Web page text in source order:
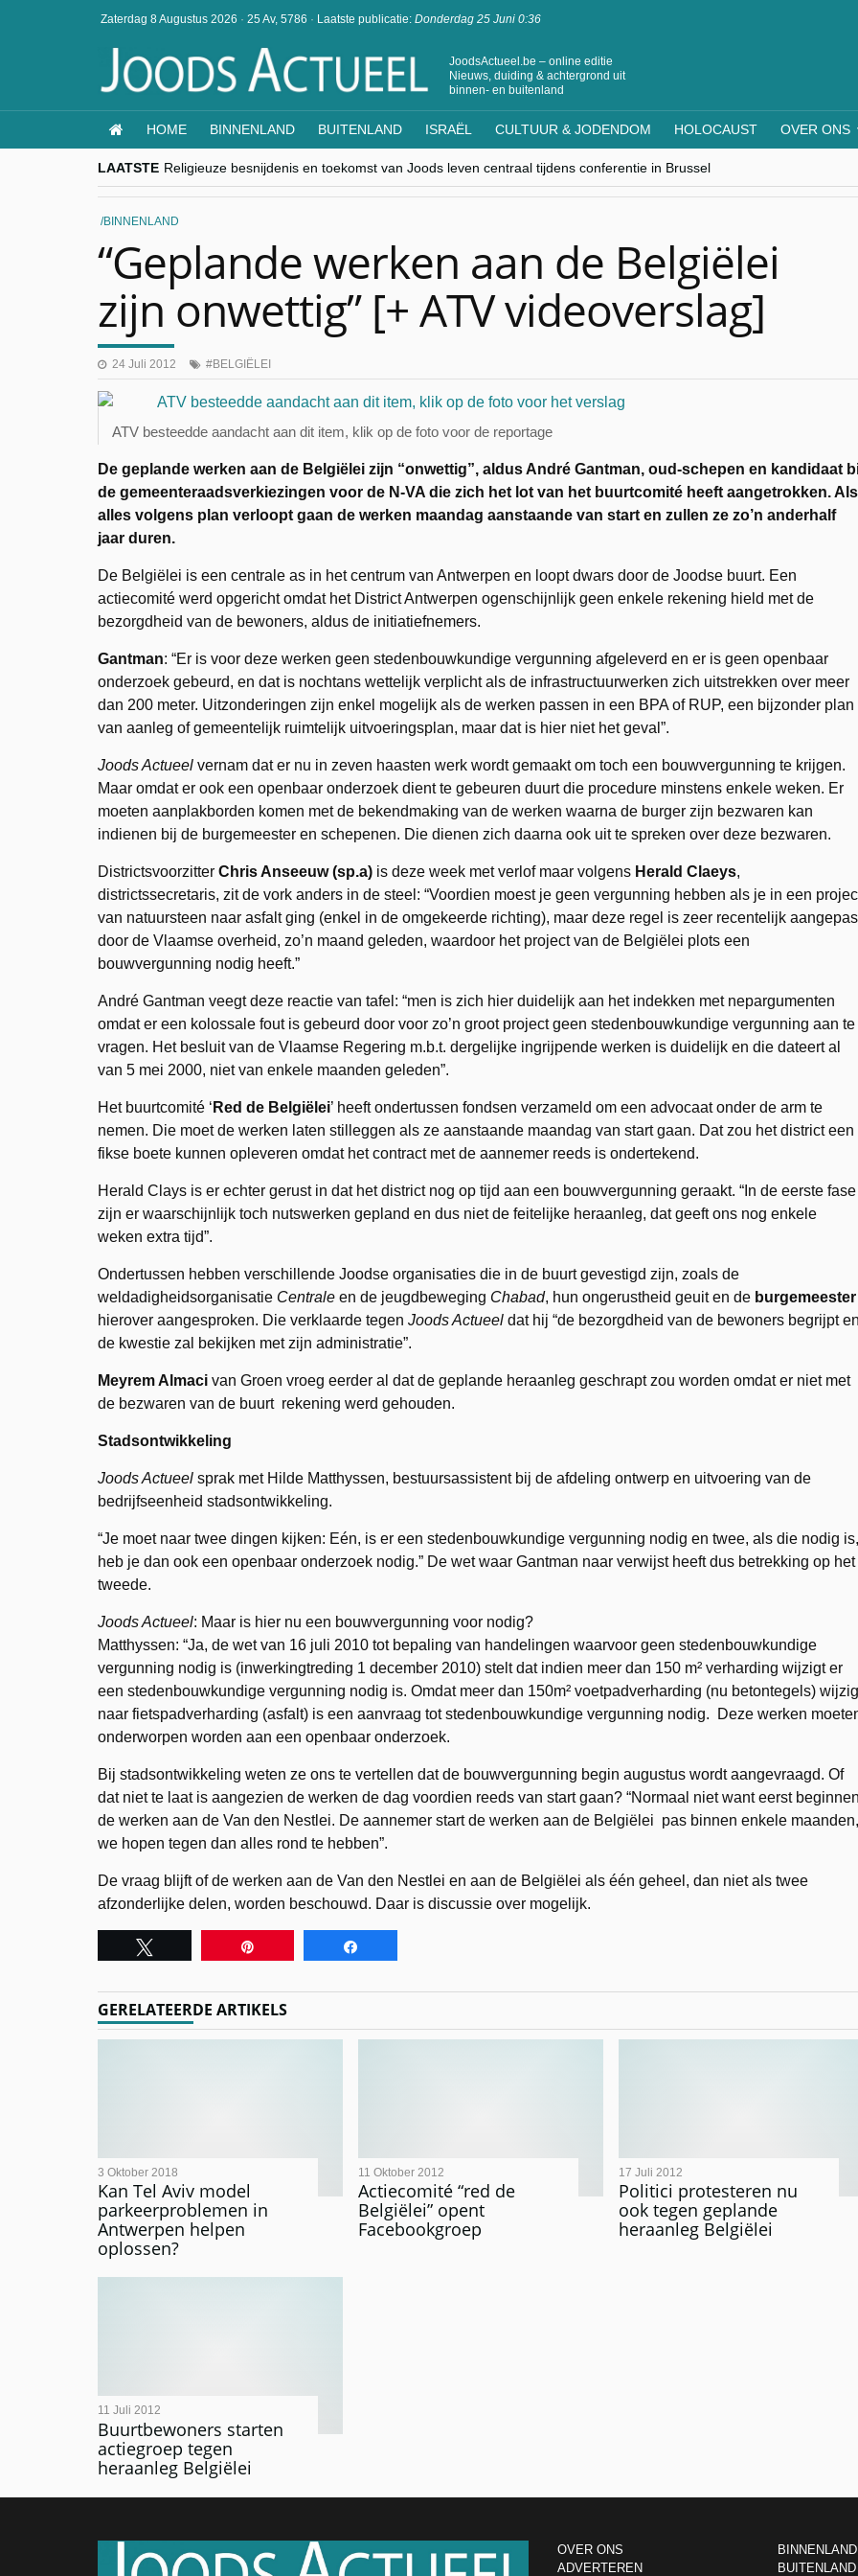
Zaterdag 8 Augustus 2026 · 25 Av, 5786 · Laatste publicatie: Donderdag 25 Juni 0:36
JoodsActueel.be – online editie
Nieuws, duiding & achtergrond uit
binnen- en buitenland
HOME BINNENLAND BUITENLAND ISRAËL CULTUUR & JODENDOM HOLOCAUST OVER ONS
LAATSTE Religieuze besnijdenis en toekomst van Joods leven centraal tijdens conferentie in Brussel
“Besnijdenisdebat toont hoe moeilijk seculiere Westen minderheden begrijpt”, Jinnih Beels (Vooruit)
CITYTRIP | ROEMENIË – Boekarest: de verrassing van Oost-Europa
“Vandaag zit elke Jood in België op de beklaagdenbank”
BINNENLAND
“Geplande werken aan de Belgiëlei
zijn onwettig” [+ ATV videoverslag]
24 Juli 2012 BELGIËLEI
ATV besteedde aandacht aan dit item, klik op de foto voor de reportage
De geplande werken aan de Belgiëlei zijn “onwettig”, aldus André Gantman, oud-schepen en kandidaat
de gemeenteraadsverkiezingen voor de N-VA die zich het lot van het buurtcomité heeft aangetrokken. Als
alles volgens plan verloopt gaan de werken maandag aanstaande van start en zullen ze zo’n anderhalf
jaar duren.
De Belgiëlei is een centrale as in het centrum van Antwerpen en loopt dwars door de Joodse buurt. Een
actiecomité werd opgericht omdat het District Antwerpen ogenschijnlijk geen enkele rekening hield met de
bezorgdheid van de bewoners, aldus de initiatiefnemers.
Gantman: “Er is voor deze werken geen stedenbouwkundige vergunning afgeleverd en er is geen openbaar
onderzoek gebeurd, en dat is nochtans wettelijk verplicht als de infrastructuurwerken zich uitstrekken over meer
dan 200 meter. Uitzonderingen zijn enkel mogelijk als de werken passen in een BPA of RUP, een bijzonder plan
van aanleg of gemeentelijk ruimtelijk uitvoeringsplan, maar dat is hier niet het geval”.
Joods Actueel vernam dat er nu in zeven haasten werk wordt gemaakt om toch een bouwvergunning te krijgen.
Maar omdat er ook een openbaar onderzoek dient te gebeuren duurt die procedure minstens enkele weken. Er
moeten aanplakborden komen met de bekendmaking van de werken waarna de burger zijn bezwaren kan
indienen bij de burgemeester en schepenen. Die dienen zich daarna ook uit te spreken over deze bezwaren.
Districtsvoorzitter Chris Anseeuw (sp.a) is deze week met verlof maar volgens Herald Claeys,
districtssecretaris, zit de vork anders in de steel: “Voordien moest je geen vergunning hebben als je in een
van natuursteen naar asfalt ging (enkel in de omgekeerde richting), maar deze regel is zeer recentelijk
door de Vlaamse overheid, zo’n maand geleden, waardoor het project van de Belgiëlei plots een
bouwvergunning nodig heeft.”
André Gantman veegt deze reactie van tafel: “men is zich hier duidelijk aan het indekken met nepargumenten
omdat er een kolossale fout is gebeurd door voor zo’n groot project geen stedenbouwkundige vergunning aan te
vragen. Het besluit van de Vlaamse Regering m.b.t. dergelijke ingrijpende werken is duidelijk en die dateert al
van 5 mei 2000, niet van enkele maanden geleden”.
Het buurtcomité ‘ Red de Belgiëlei’ heeft ondertussen fondsen verzameld om een advocaat onder de arm te
nemen. Die moet de werken laten stilleggen als ze aanstaande maandag van start gaan. Dat zou het district een
fikse boete kunnen opleveren omdat het contract met de aannemer reeds is ondertekend.
Herald Clays is er echter gerust in dat het district nog op tijd aan een bouwvergunning geraakt. “In de eerste fase
zijn er waarschijnlijk toch nutswerken gepland en dus niet de feitelijke heraanleg, dat geeft ons nog enkele
weken extra tijd”.
Ondertussen hebben verschillende Joodse organisaties die in de buurt gevestigd zijn, zoals de
weldadigheidsorganisatie Centrale en de jeugdbeweging Chabad, hun ongerustheid geuit en de burgemeester
hierover aangesproken. Die verklaarde tegen Joods Actueel dat hij “de bezorgdheid van de bewoners begrijpt
de kwestie zal bekijken met zijn administratie”.
Meyrem Almaci van Groen vroeg eerder al dat de geplande heraanleg geschrapt zou worden omdat er niet met
de bezwaren van de buurt rekening werd gehouden.
Stadsontwikkeling
Joods Actueel sprak met Hilde Matthyssen, bestuursassistent bij de afdeling ontwerp en uitvoering van de
bedrijfseenheid stadsontwikkeling.
“Je moet naar twee dingen kijken: Eén, is er een stedenbouwkundige vergunning nodig en twee, als die nodig is,
heb je dan ook een openbaar onderzoek nodig.” De wet waar Gantman naar verwijst heeft dus betrekking op het
tweede.
Joods Actueel: Maar is hier nu een bouwvergunning voor nodig?
Matthyssen: “Ja, de wet van 16 juli 2010 tot bepaling van handelingen waarvoor geen stedenbouwkundige
vergunning nodig is (inwerkingtreding 1 december 2010) stelt dat indien meer dan 150 m² verharding wijzigt er
een stedenbouwkundige vergunning nodig is. Omdat meer dan 150m² voetpadverharding (nu betontegels)
naar fietspadverharding (asfalt) is een aanvraag tot stedenbouwkundige vergunning nodig. Deze werken
onderworpen worden aan een openbaar onderzoek.
Bij stadsontwikkeling weten ze ons te vertellen dat de bouwvergunning begin augustus wordt aangevraagd. Of
dat niet te laat is aangezien de werken de dag voordien reeds van start gaan? “Normaal niet want eerst
de werken aan de Van den Nestlei. De aannemer start de werken aan de Belgiëlei pas binnen enkele maanden,
we hopen tegen dan alles rond te hebben”.
De vraag blijft of de werken aan de Van den Nestlei en aan de Belgiëlei als één geheel, dan niet als twee
afzonderlijke delen, worden beschouwd. Daar is discussie over mogelijk.
GERELATEERDE ARTIKELS
Kan Tel Aviv model
parkeerproblemen in
Antwerpen helpen
oplossen?
3 Oktober 2018
Actiecomité “red de
Belgiëlei” opent
Facebookgroep
11 Oktober 2012
Politici protesteren nu
ook tegen geplande
heraanleg Belgiëlei
17 Juli 2012
Buurtbewoners starten
actiegroep tegen
heraanleg Belgiëlei
11 Juli 2012
OVER ONS
ADVERTEREN
BINNENLAND
BUITENLAND